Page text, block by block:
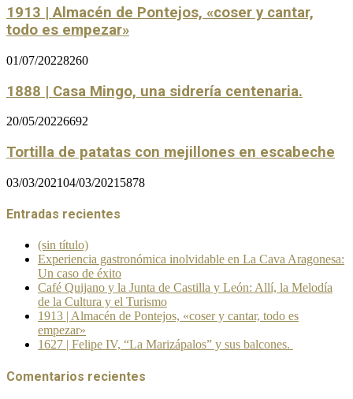
1913 | Almacén de Pontejos, «coser y cantar,
todo es empezar»
01/07/20228260
1888 | Casa Mingo, una sidrería centenaria.
20/05/20226692
Tortilla de patatas con mejillones en escabeche
03/03/202104/03/2021 5878
Entradas recientes
(sin título)
Experiencia gastronómica inolvidable en La Cava Aragonesa:
Un caso de éxito
Café Quijano y la Junta de Castilla y León: Allí, la Melodía
de la Cultura y el Turismo
1913 | Almacén de Pontejos, «coser y cantar, todo es
empezar»
1627 | Felipe IV, “La Marizápalos” y sus balcones.
Comentarios recientes